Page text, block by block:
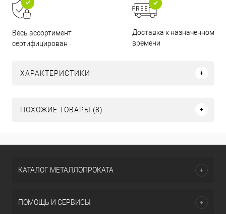
Весь ассортимент
сертифицирован
Доставка к назначенному
времени
ХАРАКТЕРИСТИКИ
ПОХОЖИЕ ТОВАРЫ (8)
КАТАЛОГ МЕТАЛЛОПРОКАТА
ПОМОЩЬ И СЕРВИСЫ